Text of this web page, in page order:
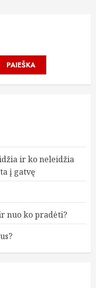
PAIEŠKA
ir ko neleidžia
į gatvę
nuo ko pradėti?